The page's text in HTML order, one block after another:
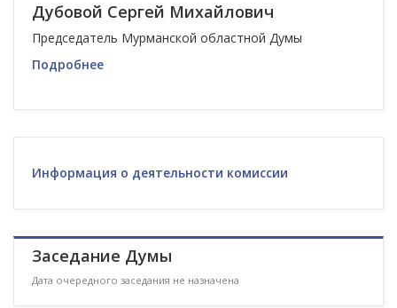
Дубовой Сергей Михайлович
Председатель Мурманской областной Думы
Подробнее
Информация о деятельности комиссии
Заседание Думы
Дата очередного заседания не назначена